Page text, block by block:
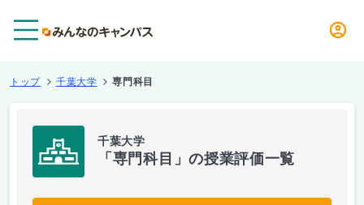
トップ 千葉大学 専門科目
千葉大学
「専門科目」の授業評価一覧